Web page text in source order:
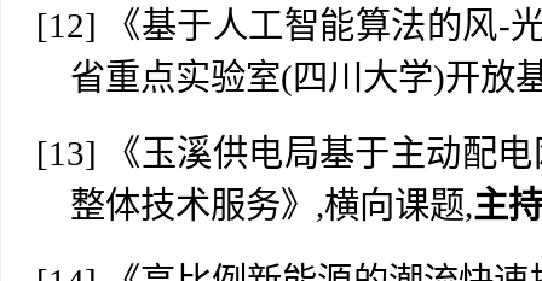
[12]
《基于人工智能算法的风-
省重点实验室(四川大学)开放
[13]
《玉溪供电局基于主动配
整体技术服务》 ,横向课题,主持